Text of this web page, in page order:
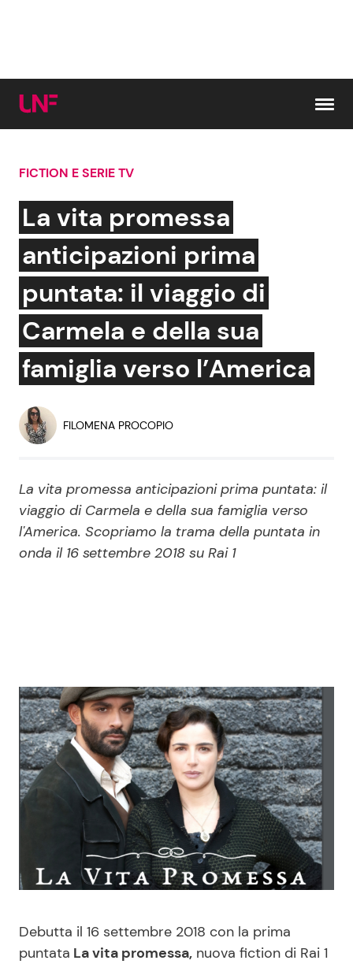
Cerca:
News e Cronaca
Attualità Italiana
Dal Mondo
Economia
Persone Scomparse
Gossip e TV
Bellezze VIP
Coppie VIP
Fiction e Serie TV
Soap Opera
ShowBiz Social News
Benessere
Casa
Mondo Mamma
Salute
Cucina e Ricette
Consigli di Cucina
Dolci
Le Ricette in TV
Ricette Facili e Veloci
FICTION E SERIE TV
La vita promessa
anticipazioni prima
puntata: il viaggio di
Carmela e della sua
famiglia verso l’America
FILOMENA PROCOPIO
La vita promessa anticipazioni prima puntata: il
viaggio di Carmela e della sua famiglia verso
l'America. Scopriamo la trama della puntata in
onda il 16 settembre 2018 su Rai 1
Debutta il 16 settembre 2018 con la prima
puntata La vita promessa, nuova fiction di Rai 1